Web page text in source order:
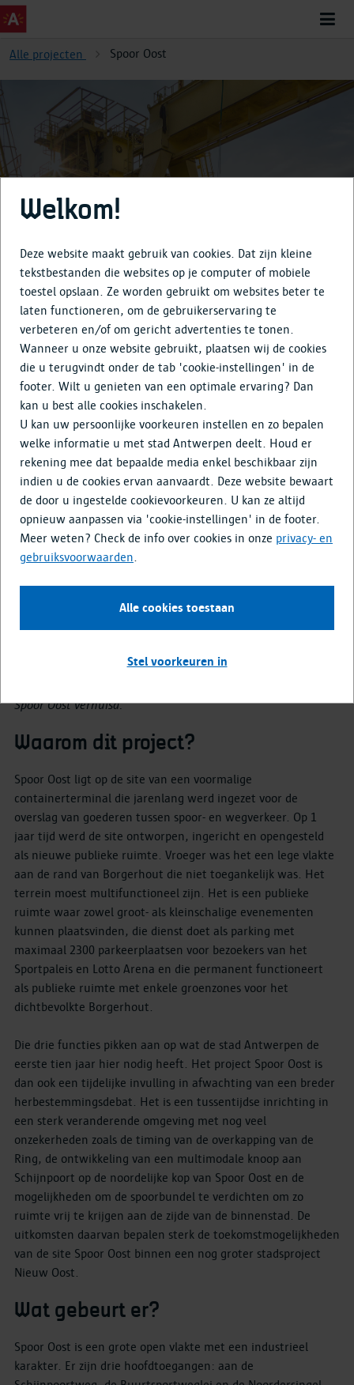
Alle projecten Spoor Oost
Spoor Oost
Over
Tijdlijn
Doe mee
Nieuwe publieke ruimte, een
plek voor evenementen en
parking op een verlaten
containerterminal
Spoor Oost is in maart 2016 geopend als nieuwe publieke
ruimte, een plek voor evenementen en
Noordersingel. Het terrein is 10,8 hectare groot. Het project
is in 2014 gestart en in 2016 afgerond. De stad bekijkt hoe
toevoegingen aan de publieke ruimte noodzakelijk zijn. Zo is
Spoor Oost verhuisd.
Waarom dit project?
Spoor Oost ligt op de site van een voormalige
containerterminal die jarenlang werd ingezet voor de
overslag van goederen tussen spoor- en wegverkeer. Op 1
jaar tijd werd de site ontworpen, ingericht en opengesteld
als nieuwe publieke ruimte. Vroeger was het een lege vlakte
aan de rand van Borgerhout die niet toegankelijk was. Het
terrein moest multifunctioneel zijn. Het is een publieke
ruimte waar zowel groot- als kleinschalige evenementen
kunnen plaatsvinden, die dienst doet als parking met
maximaal 2300 parkeerplaatsen voor bezoekers van het
Sportpaleis en Lotto Arena en die permanent functioneert
als publieke ruimte met enkele groenzones voor het
dichtbevolkte Borgerhout.
Die drie functies pikken aan op wat de stad Antwerpen de
eerste tien jaar hier nodig heeft. Het project Spoor Oost is
dan ook een tijdelijke invulling in afwachting van een breder
herbestemmingsdebat. Het is een tussentijdse inrichting in
een sterk veranderende omgeving met nog veel
onzekerheden zoals de timing van de overkapping van de
Ring, de ontwikkeling van een multimodale knoop aan
Schijnpoort op de noordelijke kop van Spoor Oost en de
mogelijkheden om de spoorbundel te verdichten om zo
ruimte vrij te krijgen aan de zijde van de binnenstad. De
uitkomsten daarvan bepalen sterk de toekomstmogelijkheden
van de site Spoor Oost binnen een nog groter stadsproject
Nieuw Oost.
Wat gebeurt er?
Spoor Oost is een grote open vlakte met een industrieel
karakter. Er zijn drie hoofdtoegangen: aan de
Welkom!
Deze website maakt gebruik van cookies. Dat zijn kleine
tekstbestanden die websites op je computer of mobiele
toestel opslaan. Ze worden gebruikt om websites beter te
laten functioneren, om de gebruikerservaring te
verbeteren en/of om gericht advertenties te tonen.
Wanneer u onze website gebruikt, plaatsen wij de cookies
die u terugvindt onder de tab 'cookie-instellingen' in de
footer. Wilt u genieten van een optimale ervaring? Dan
kan u best alle cookies inschakelen.
U kan uw persoonlijke voorkeuren instellen en zo bepalen
welke informatie u met stad Antwerpen deelt. Houd er
rekening mee dat bepaalde media enkel beschikbaar zijn
indien u de cookies ervan aanvaardt. Deze website bewaart
de door u ingestelde cookievoorkeuren. U kan ze altijd
opnieuw aanpassen via 'cookie-instellingen' in de footer.
Meer weten? Check de info over cookies in onze privacy- en
gebruiksvoorwaarden.
Alle cookies toestaan
Stel voorkeuren in